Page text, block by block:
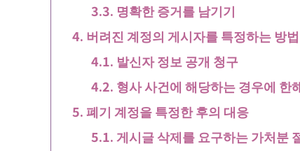
명확한 증거를 남기기
버려진 계정의 게시자를 특정하는 방법
발신자 정보 공개 청구
형사 사건에 해당하는 경우에 한
폐기 계정을 특정한 후의 대응
게시글 삭제를 요구하는 가처분